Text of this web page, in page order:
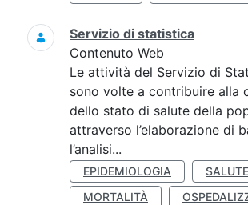
Servizio di statistica
Contenuto Web
Le attività del Servizio di
sono volte a contribuire alla
dello stato di salute della
attraverso l’elaborazione di
l’analisi...
EPIDEMIOLOGIA
SALUTE
MORTALITÀ